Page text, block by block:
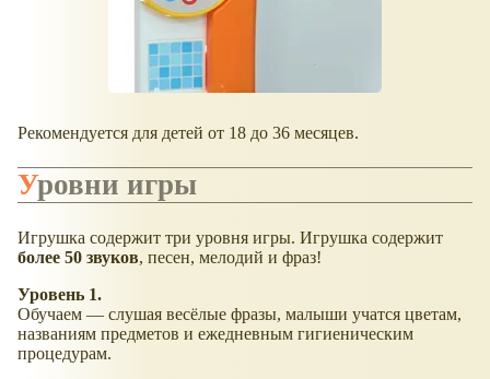
Рекомендуется для детей от 18 до 36 месяцев.
Уровни игры
Игрушка содержит три уровня игры. Игрушка содержит
более 50 звуков, песен, мелодий и фраз!
Уровень 1.
Обучаем — слушая весёлые фразы, малыши учатся цветам,
названиям предметов и ежедневным гигиеническим
процедурам.